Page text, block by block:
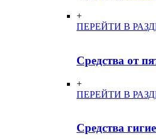
+
ПЕРЕЙТИ В
Средства от
+
ПЕРЕЙТИ В
Средства